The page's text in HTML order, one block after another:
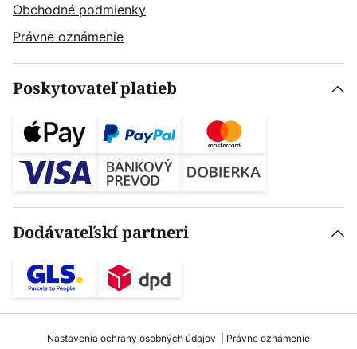
Obchodné podmienky
Právne oznámenie
Poskytovateľ platieb
Dodávateľskí partneri
Nastavenia ochrany osobných údajov
Právne oznámenie